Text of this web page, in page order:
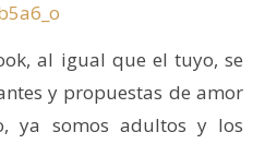
al igual que el tuyo, se
y propuestas de amor
ya somos adultos y los